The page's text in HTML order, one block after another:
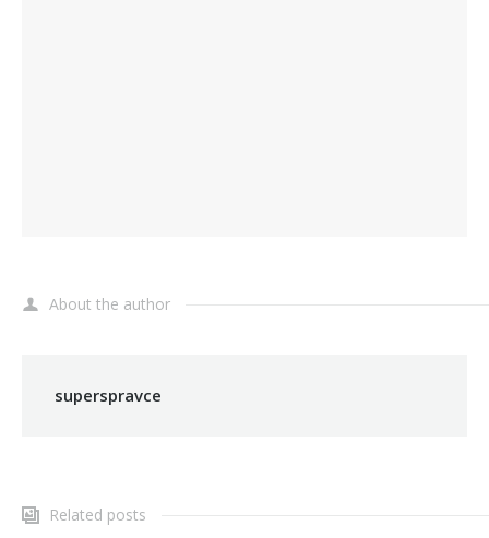
About the author
superspravce
Related posts